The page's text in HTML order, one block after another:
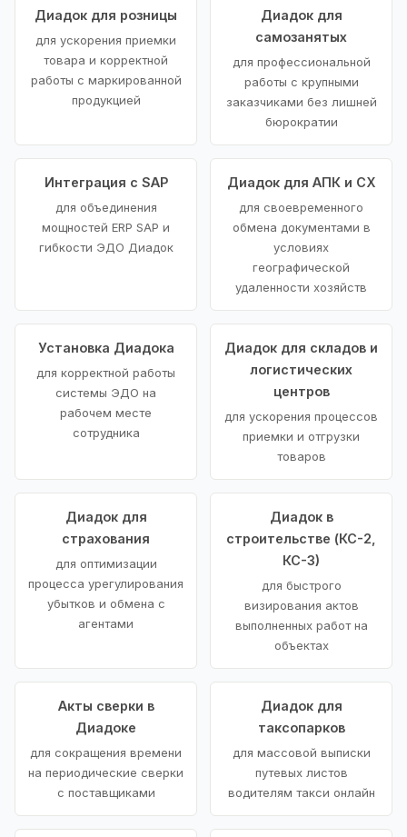
Диадок для розницы
для ускорения приемки
товара и корректной
работы с маркированной
продукцией
Диадок для
самозанятых
для профессиональной
работы с крупными
заказчиками без лишней
бюрократии
Интеграция с SAP
для объединения
мощностей ERP SAP и
гибкости ЭДО Диадок
Диадок для АПК и СХ
для своевременного
обмена документами в
условиях
географической
удаленности хозяйств
Установка Диадока
для корректной работы
системы ЭДО на
рабочем месте
сотрудника
Диадок для складов и
логистических
центров
для ускорения процессов
приемки и отгрузки
товаров
Диадок для
страхования
для оптимизации
процесса урегулирования
убытков и обмена с
агентами
Диадок в
строительстве (КС-2,
КС-3)
для быстрого
визирования актов
выполненных работ на
объектах
Акты сверки в
Диадоке
для сокращения времени
на периодические сверки
с поставщиками
Диадок для
таксопарков
для массовой выписки
путевых листов
водителям такси онлайн